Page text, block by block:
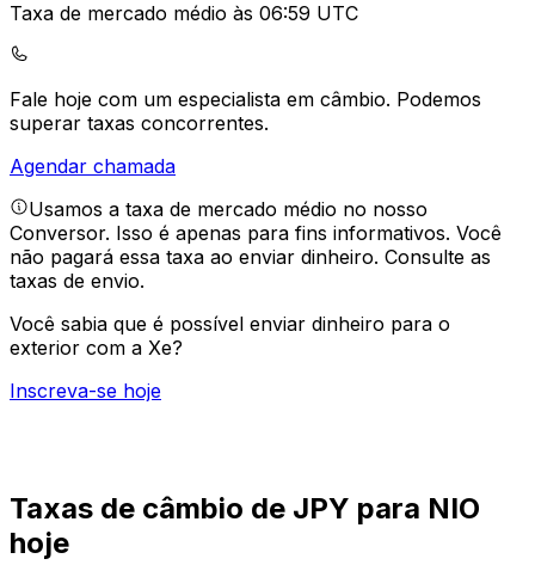
Taxa de mercado médio às 06:59 UTC
Fale hoje com um especialista em câmbio. Podemos
superar taxas concorrentes.
Agendar chamada
Usamos a taxa de mercado médio no nosso
Conversor. Isso é apenas para fins informativos. Você
não pagará essa taxa ao enviar dinheiro. Consulte as
taxas de envio.
Você sabia que é possível enviar dinheiro para o
exterior com a Xe?
Inscreva-se hoje
Taxas de câmbio de JPY para NIO
hoje